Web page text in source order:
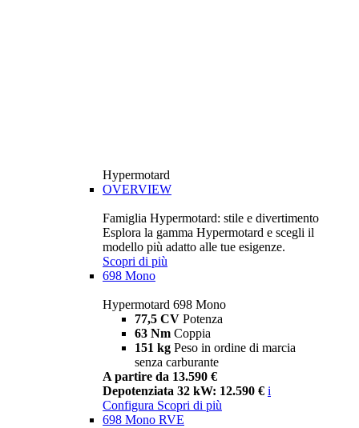
Hypermotard
OVERVIEW
Famiglia Hypermotard: stile e divertimento
Esplora la gamma Hypermotard e scegli il
modello più adatto alle tue esigenze.
Scopri di più
698 Mono
Hypermotard 698 Mono
77,5 CV Potenza
63 Nm Coppia
151 kg Peso in ordine di marcia
senza carburante
A partire da 13.590 €
Depotenziata 32 kW: 12.590 € i
Configura Scopri di più
698 Mono RVE